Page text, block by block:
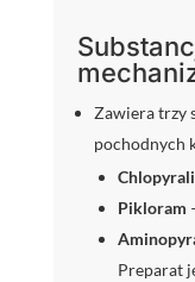
Zawiera trzy
pochodnych
Pikloram
Preparat